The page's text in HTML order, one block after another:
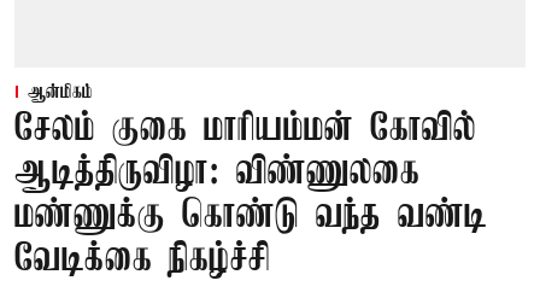
ஆன்மிகம்
சேலம் குகை மாரியம்மன் கோவில்
ஆடித்திருவிழா: விண்ணுலகை
மண்ணுக்கு கொண்டு வந்த வண்டி
வேடிக்கை நிகழ்ச்சி